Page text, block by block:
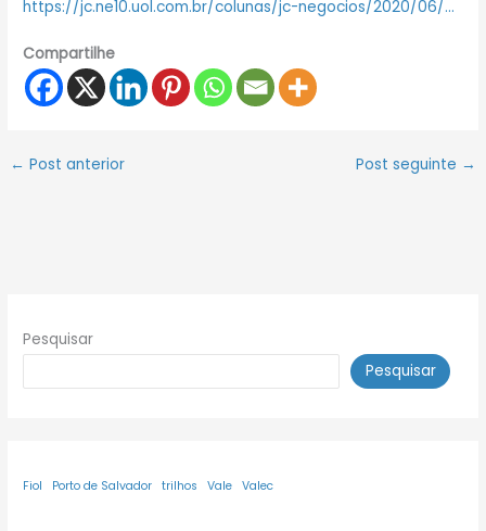
https://jc.ne10.uol.com.br/colunas/jc-negocios/2020/06/…
Compartilhe
← Post anterior Post seguinte →
Pesquisar
Pesquisar
Fiol Porto de Salvador trilhos Vale Valec